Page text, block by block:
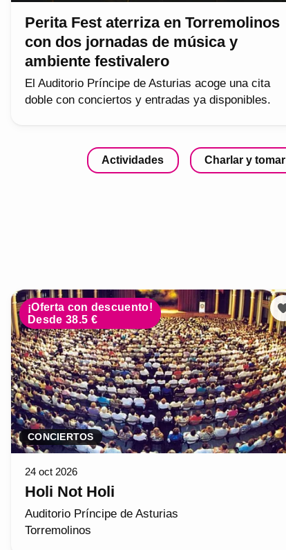
Perita Fest aterriza en Torremolinos
con dos jornadas de música y
ambiente festivalero
El Auditorio Príncipe de Asturias acoge una cita
doble con conciertos y entradas ya disponibles.
Actividades Charlar y tomar
¡Oferta con descuento!
Desde 38.5 €
CONCIERTOS
24 oct 2026
Holi Not Holi
Auditorio Príncipe de Asturias
Torremolinos